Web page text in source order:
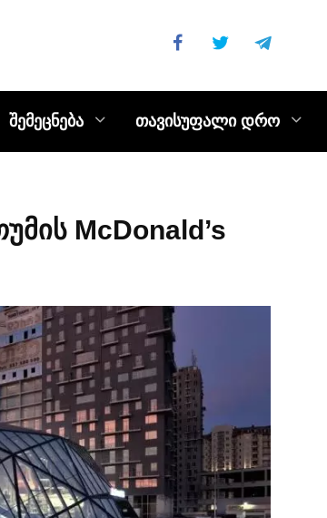
შემეცნება თავისუფალი დრო
McDonald’s